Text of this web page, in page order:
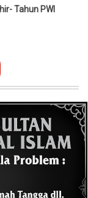
Tahun PWI